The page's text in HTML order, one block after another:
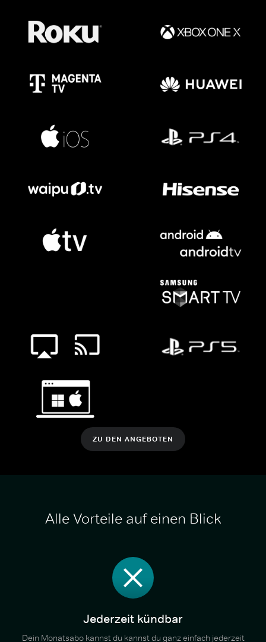
ZU DEN ANGEBOTEN
Alle Vorteile auf einen Blick
Jederzeit kündbar
Dein Monatsabo kannst du kannst du ganz einfach jederzeit